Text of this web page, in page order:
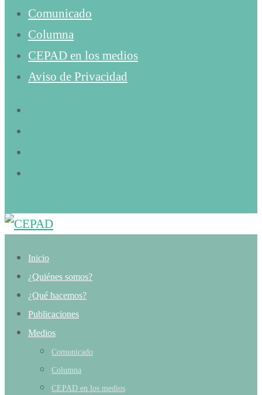
Comunicado
Columna
CEPAD en los medios
Aviso de Privacidad
Inicio
¿Quiénes somos?
¿Qué hacemos?
Publicaciones
Medios
Comunicado
Columna
CEPAD en los medios